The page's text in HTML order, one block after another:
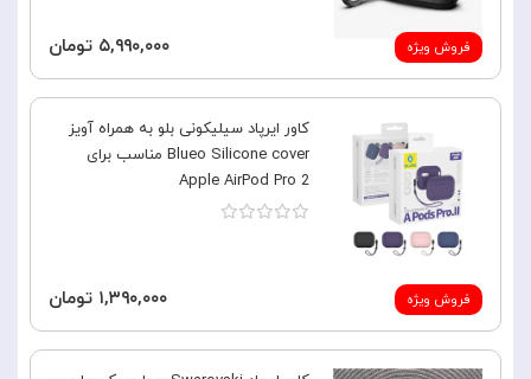
فروش ویژه ۵,۹۹۰,۰۰۰ تومان
فروش ویژه
کاور ایرپاد سیلیکونی بلو به همراه آویز
Blueo Silicone cover مناسب برای
Apple AirPod Pro 2
۱,۳۹۰,۰۰۰ تومان